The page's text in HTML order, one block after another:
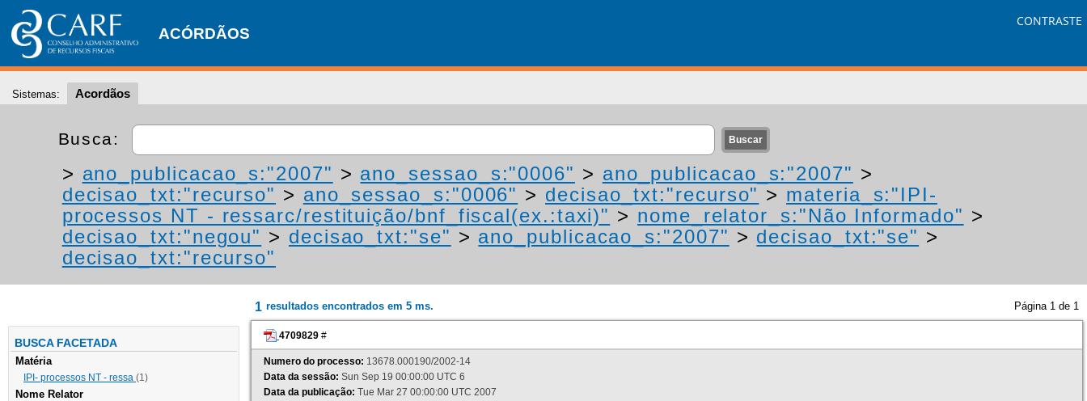
ACÓRDÃOS
CONTRASTE
Sistemas: Acordãos
Busca:
> ano_publicacao_s:"2007" > ano_sessao_s:"0006" > ano_publicacao_s:"2007" >
decisao_txt:"recurso" > ano_sessao_s:"0006" > decisao_txt:"recurso" > materia_s:"IPI-
processos NT - ressarc/restituição/bnf_fiscal(ex.:taxi)" > nome_relator_s:"Não Informado" >
decisao_txt:"negou" > decisao_txt:"se" > ano_publicacao_s:"2007" > decisao_txt:"se" >
decisao_txt:"recurso"
BUSCA FACETADA
Matéria
IPI- processos NT - ressa (1)
Nome Relator
1 resultados encontrados em 5 ms. Página 1 de 1
4709829 #
Numero do processo: 13678.000190/2002-14
Data da sessão: Sun Sep 19 00:00:00 UTC 6
Data da publicação: Tue Mar 27 00:00:00 UTC 2007